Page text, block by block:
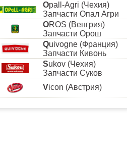
Opall-Agri (Чехия)
Запчасти Опал Агри
OROS (Венгрия)
Запчасти Орош
Quivogne (Франция)
Запчасти Кивонь
Sukov (Чехия)
Запчасти Суков
Vicon (Австрия)